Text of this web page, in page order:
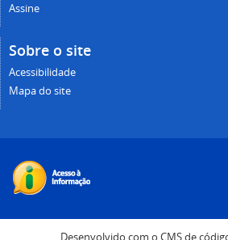
Assine
Sobre o site
Acessibilidade
Mapa do site
Desenvolvido com o CMS de